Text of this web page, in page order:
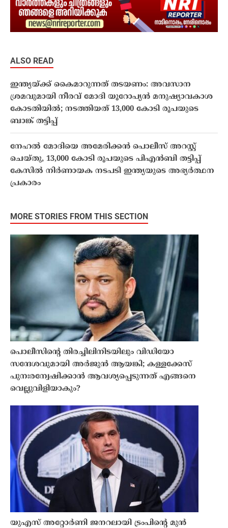
ALSO READ
ഇന്ത്യയ്ക്ക് കൈമാറുന്നത് തടയണം: അവസാന
ശ്രമവുമായി നീരവ് മോദി യൂറോപ്യൻ മനുഷ്യാവകാശ
കോടതിയിൽ; നടത്തിയത് 13,000 കോടി രൂപയുടെ
ബാങ്ക് തട്ടിപ്പ്
നേഹൽ മോദിയെ അമേരിക്കൻ പൊലീസ് അറസ്റ്റ്
ചെയ്തു, 13,000 കോടി രൂപയുടെ പിഎൻബി തട്ടിപ്പ്
കേസിൽ നിർണായക നടപടി ഇന്ത്യയുടെ അഭ്യർത്ഥന
പ്രകാരം
MORE STORIES FROM THIS SECTION
പൊലീസിൻ്റെ തിരച്ചിലിനിടയിലും വിഡിയോ
സന്ദേശവുമായി അർജുൻ ആയങ്കി; കള്ളക്കേസ്
പുനഃരന്വേഷിക്കാൻ ആവശ്യപ്പെടുന്നത് എങ്ങനെ
വെല്ലുവിളിയാകും?
യുഎസ് അറ്റോർണി ജനറലായി ട്രംപിന്റെ മുൻ